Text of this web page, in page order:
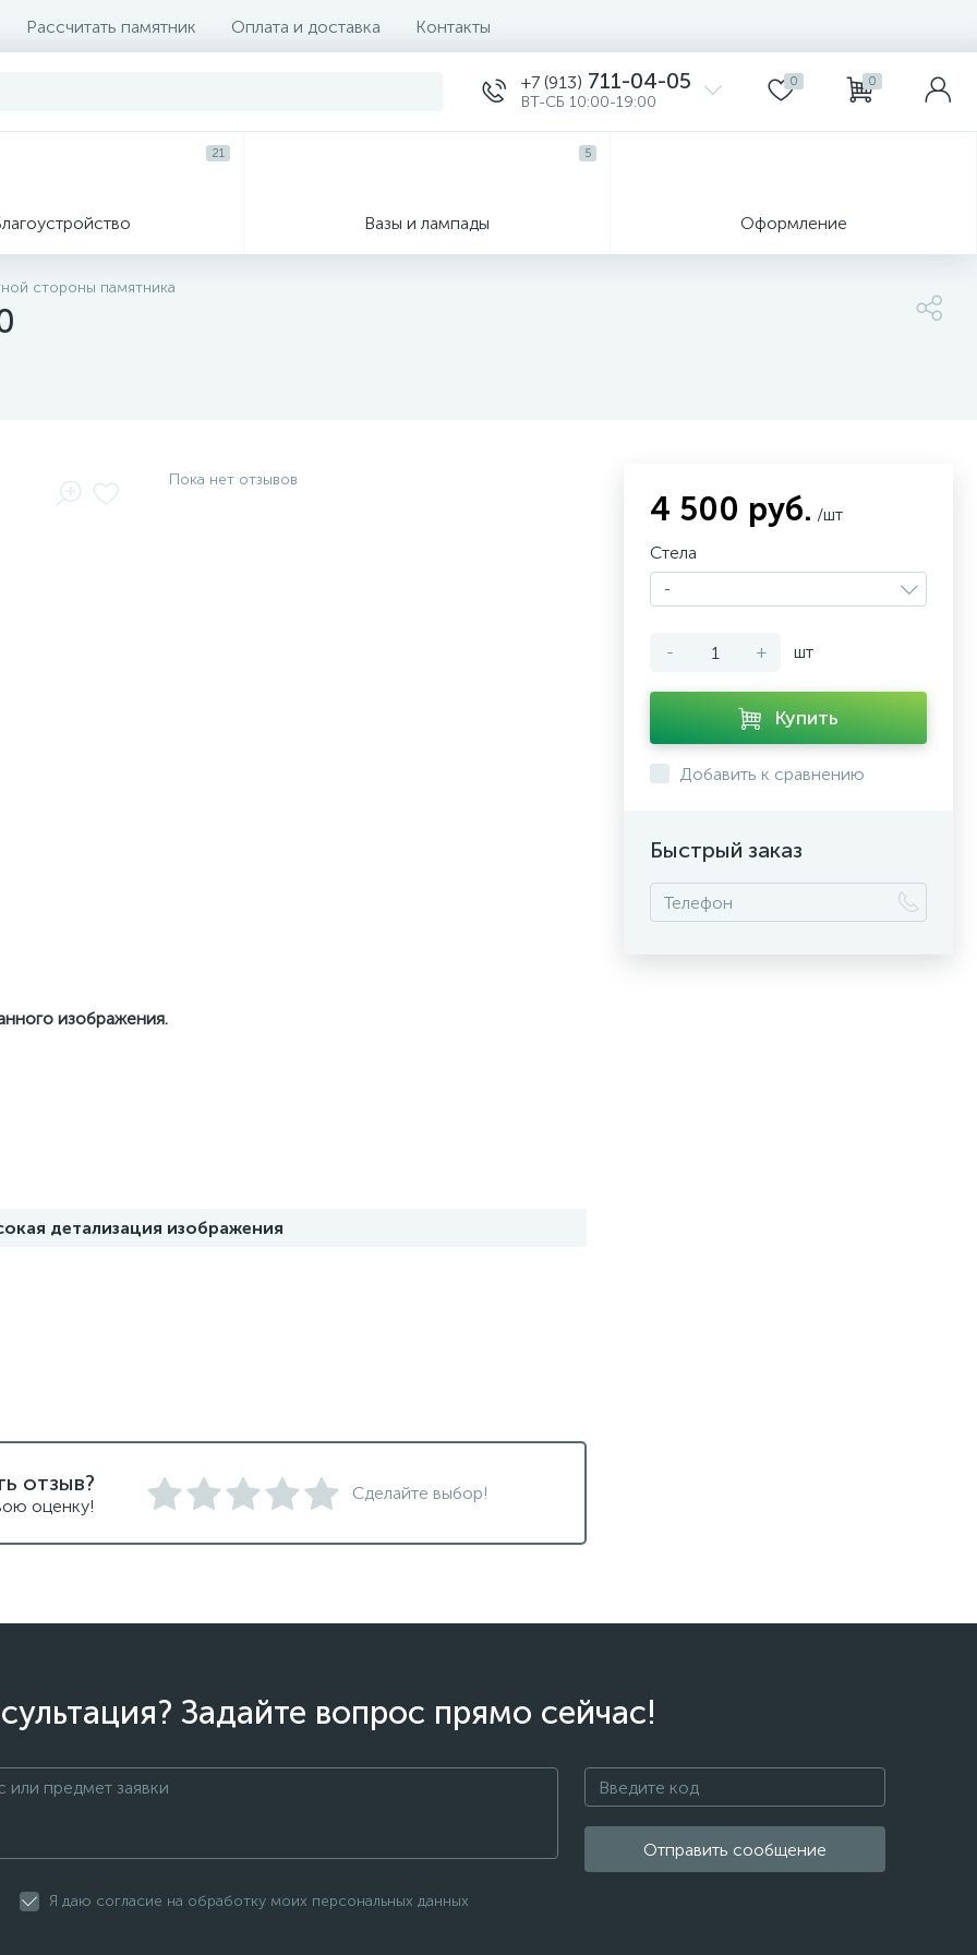
Рассчитать памятник Оплата и доставка Контакты
+7 (913) 711-04-05
ВТ-СБ 10:00-19:00
0 0
21
Вазы и лампады
5
Оформление
стороны памятника
Пока нет отзывов
изображения.
детализация изображения
4 500 руб. /шт
Стела
-
- + шт
Купить
Добавить к сравнению
Быстрый заказ
отзыв?
оценку!
Сделайте выбор!
Задайте вопрос прямо сейчас!
Отправить сообщение
Я даю согласие на обработку моих персональных данных